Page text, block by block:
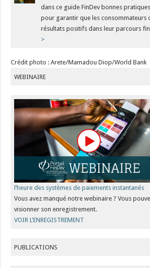
dans ce guide FinDev bonnes
pour garantir que les consommateurs
résultats positifs dans leur parcours
>
Crédit photo : Arete/Mamadou Diop/World Bank
WEBINAIRE
l’heure des systèmes de paiements instantanés
Vous avez manqué notre webinaire ? Vous
visionner son enregistrement.
VOIR L’ENREGISTREMENT
PUBLICATIONS